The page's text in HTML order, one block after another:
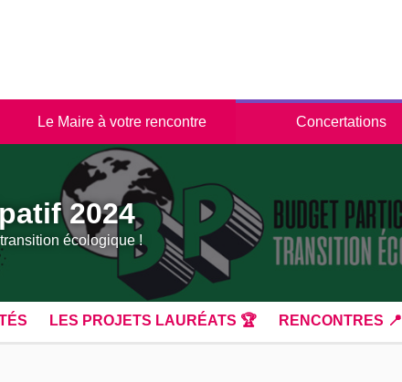
Le Maire à votre rencontre Concertations
2024
écologique !
LES PROJETS LAURÉATS 🏆 RENCONTRES 📍